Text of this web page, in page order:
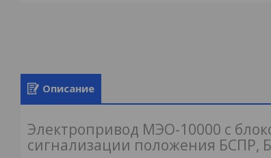
Описание
Электропривод МЭО-10000 с
сигнализации положения БСПР,